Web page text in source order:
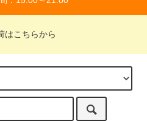
はこちらから